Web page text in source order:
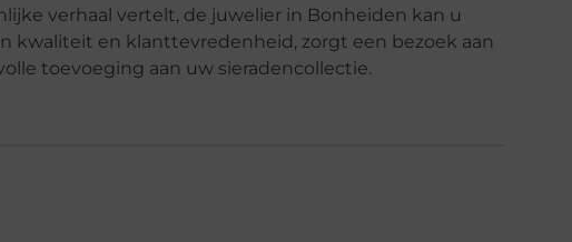
verhaal vertelt, de juwelier in Bonheiden kan u
kwaliteit en klanttevredenheid, zorgt een bezoek aan
toevoeging aan uw sieradencollectie.